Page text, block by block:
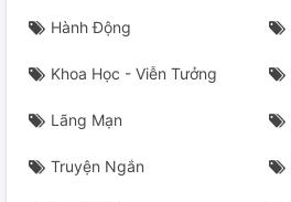
Hành Động
Khoa Học - Viễn Tưởng
Lãng Mạn
Truyện Ngắn